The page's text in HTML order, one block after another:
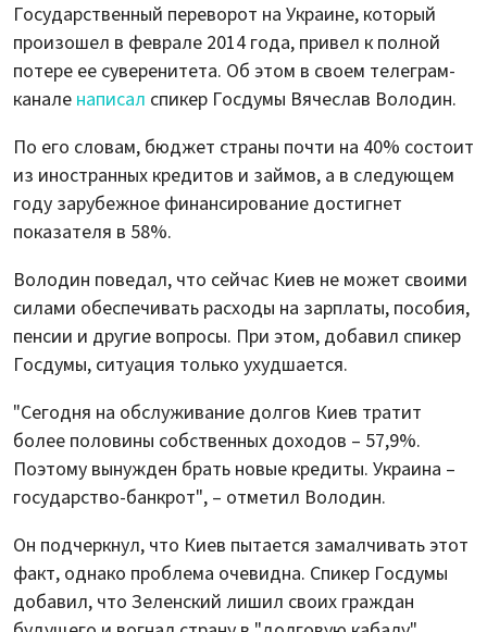
Государственный переворот на Украине, который
произошел в феврале 2014 года, привел к полной
потере ее суверенитета. Об этом в своем телеграм-
канале написал спикер Госдумы Вячеслав Володин.
По его словам, бюджет страны почти на 40% состоит
из иностранных кредитов и займов, а в следующем
году зарубежное финансирование достигнет
показателя в 58%.
Володин поведал, что сейчас Киев не может своими
силами обеспечивать расходы на зарплаты, пособия,
пенсии и другие вопросы. При этом, добавил спикер
Госдумы, ситуация только ухудшается.
"Сегодня на обслуживание долгов Киев тратит
более половины собственных доходов – 57,9%.
Поэтому вынужден брать новые кредиты. Украина –
государство-банкрот", – отметил Володин.
Он подчеркнул, что Киев пытается замалчивать этот
факт, однако проблема очевидна. Спикер Госдумы
добавил, что Зеленский лишил своих граждан